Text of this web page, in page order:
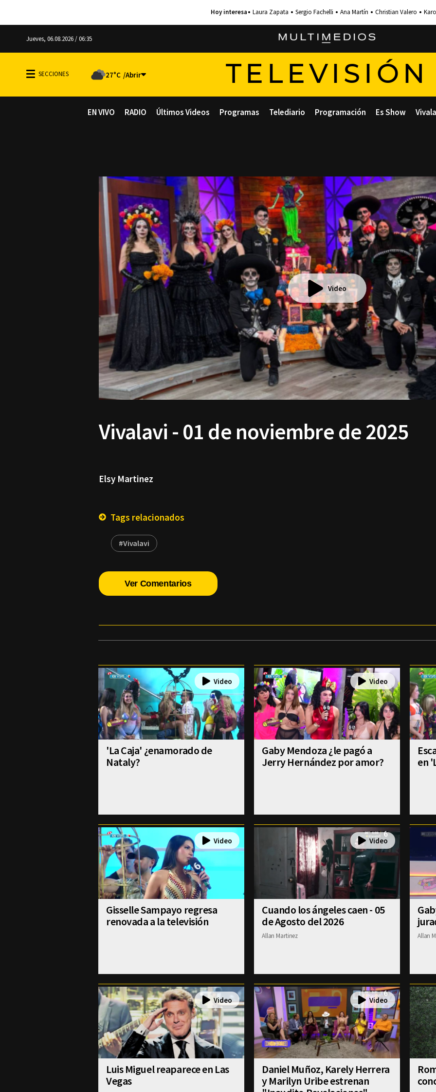
Laura Zapata Sergio Fachelli Ana Martín Christian Valero
Jueves, 06.08.2026 / 06:35
27°C TELEVISIÓN
EN VIVO RADIO Últimos Videos Programas Telediario Programación Es Show
Video
Vivalavi - 01 de noviembre de 2025
Elsy Martinez
Tags relacionados
#Vivalavi
Ver Comentarios
'La Caja' ¿enamorado de
Nataly?
Gaby Mendoza ¿le pagó a
Jerry Hernández por amor?
en
Gisselle Sampayo regresa
renovada a la televisión
Cuando los ángeles caen - 05
de Agosto del 2026
Allan Martinez Allan
Luis Miguel reaparece en Las
Vegas
Daniel Muñoz, Karely Herrera
y Marilyn Uribe estrenan